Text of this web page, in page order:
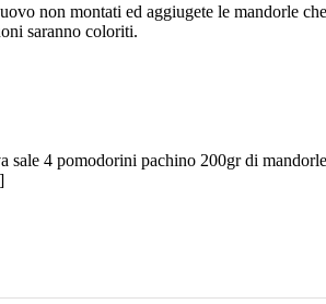
non montati ed aggiugete le mandorle
saranno coloriti.
4 pomodorini pachino 200gr di